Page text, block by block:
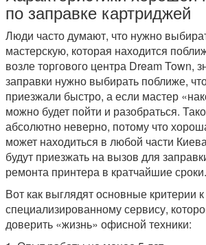
по заправке картриджей
Люди часто думают, что нужно
мастерскую, которая находится
возле торгового центра Dream Town,
заправки нужно выбирать поближе,
приезжали быстро, а если мастер
можно будет пойти и разобраться.
абсолютно неверно, потому что
может находиться в любой части
будут приезжать на вызов для
ремонта принтера в кратчайшие сроки.
Вот как выглядят основные критерии к
специализированному сервису,
доверить «жизнь» офисной техники: